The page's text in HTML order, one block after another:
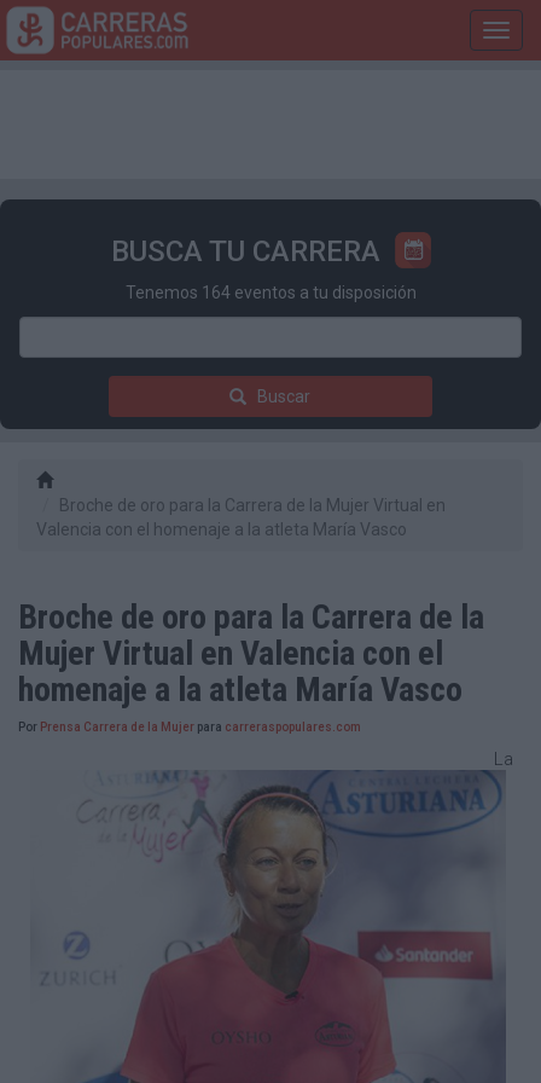
BUSCA TU CARRERA
Tenemos 164 eventos a tu disposición
Buscar
Broche de oro para la Carrera de la Mujer Virtual en
Valencia con el homenaje a la atleta María Vasco
Broche de oro para la Carrera de la
Mujer Virtual en Valencia con el
homenaje a la atleta María Vasco
Por Prensa Carrera de la Mujer para carreraspopulares.com
La